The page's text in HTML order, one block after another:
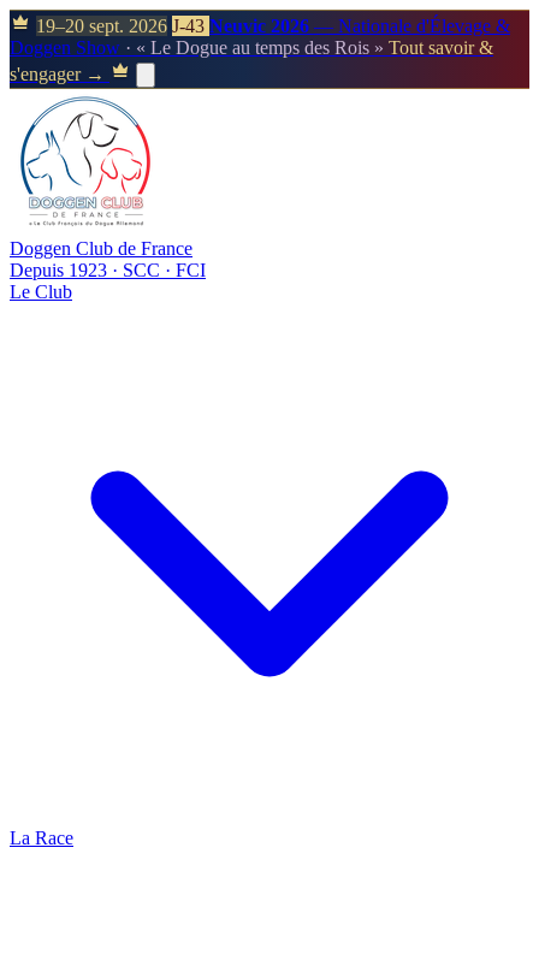
19–20 sept. 2026 J-43 Neuvic 2026 — Nationale d'Élevage &
Doggen Show · « Le Dogue au temps des Rois » Tout savoir &
s'engager →
Doggen Club de France
Depuis 1923 · SCC · FCI
Le Club
La Race